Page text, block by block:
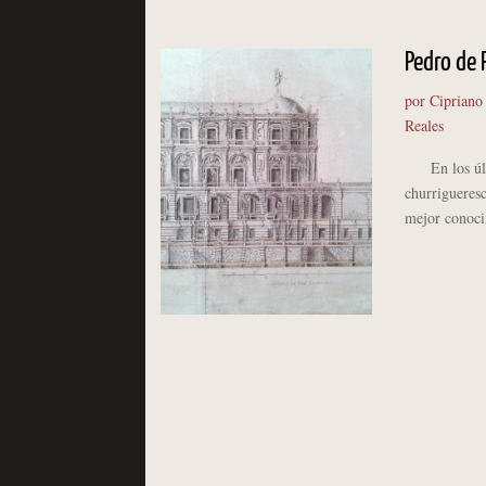
Pedro
por
Reales
En los
mejor